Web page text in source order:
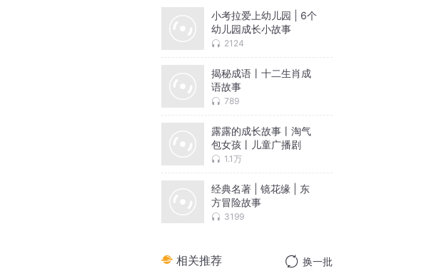
小考拉爱上幼儿园 | 6个
幼儿园成长小故事
2124
揭秘成语丨十二生肖成
语故事
789
露露的成长故事丨淘气
包女孩丨儿童广播剧
1.1万
经典名著 | 镜花缘 | 东
方冒险故事
3199
相关推荐 换一批